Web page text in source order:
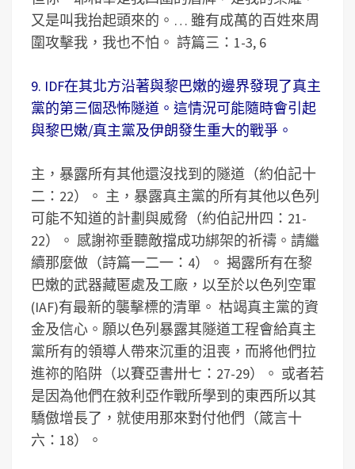
又是叫我抬起頭來的。… 雖有成萬的百姓來周
圍攻擊我，我也不怕。 詩篇三：1-3, 6
9. IDF在其北方沿著與黎巴嫩的邊界發現了真主
黨的第三個恐怖隧道。這情況可能隨時會引起
與黎巴嫩/真主黨及伊朗發生重大的戰爭。
主，暴露所有其他還沒找到的隧道（約伯記十
二：22）。 主，暴露真主黨的所有其他以色列
可能不知道的計劃與威脅（約伯記卅四：21-
22）。 感謝祢垂聽敵擋成功綁架的祈禱。請繼
續那麼做（詩篇一二一：4）。 揭露所有在黎
巴嫩的武器藏匿處及工廠，以至於以色列空軍
(IAF)有最新的襲擊標的清單。 枯竭真主黨的資
金及信心。願以色列暴露其隧道工程會給真主
黨所有的領導人帶來沉重的沮喪，而將他們拉
進祢的陷阱（以賽亞書卅七：27-29）。 或者若
是因為他們在敘利亞作戰所學到的東西所以其
驕傲增長了，就使用那來對付他們（箴言十
六：18）。